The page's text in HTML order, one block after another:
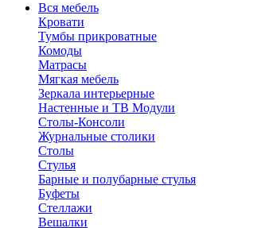
Вся мебель
Кровати
Тумбы прикроватные
Комоды
Матрасы
Мягкая мебель
Зеркала интерьерные
Настенные и ТВ Модули
Столы-Консоли
Журнальные столики
Столы
Стулья
Барные и полубарные стулья
Буфеты
Стеллажи
Вешалки